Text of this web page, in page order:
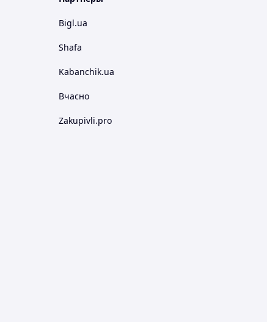
Bigl.ua
Shafa
Kabanchik.ua
Вчасно
Zakupivli.pro